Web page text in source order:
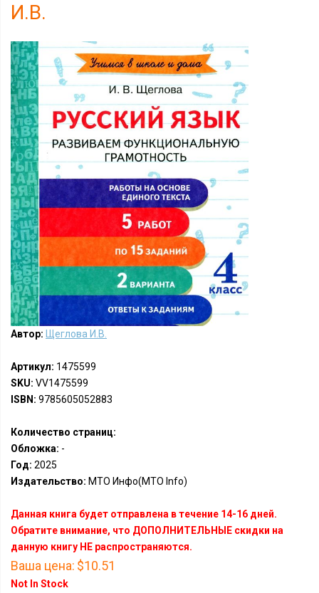
И.В.
Автор: Щеглова И.В.
Артикул: 1475599
SKU: VV1475599
ISBN: 9785605052883
Количество страниц:
Обложка: -
Год: 2025
Издательство: МТО Инфо(MTO Info)
Данная книга будет отправлена в течение 14-16 дней.
Обратите внимание, что ДОПОЛНИТЕЛЬНЫЕ скидки на
данную книгу НЕ распространяются.
Ваша цена: $10.51
Not In Stock